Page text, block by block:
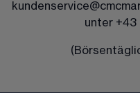
unter +43